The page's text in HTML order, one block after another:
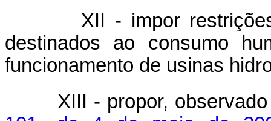
XII - impor restrições
destinados ao consumo
funcionamento de usinas
XIII - propor, observado